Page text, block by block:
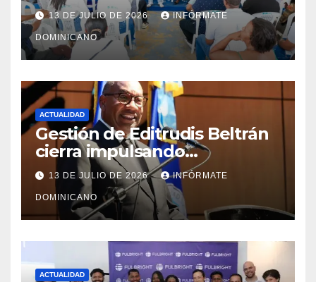
y fortalecimiento del PRM en
Monte Plata
13 DE JULIO DE 2026 INFÓRMATE
DOMINICANO
ACTUALIDAD
Gestión de Editrudis Beltrán
cierra impulsando
modernización, expansión y
transformación institucional
13 DE JULIO DE 2026 INFÓRMATE
DOMINICANO
ACTUALIDAD